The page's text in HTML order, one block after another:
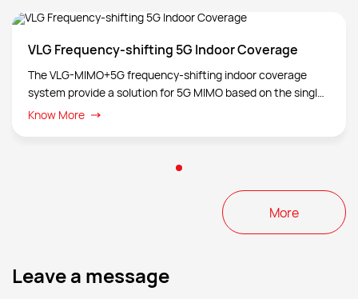
VLG Frequency-shifting 5G Indoor Coverage
The VLG-MIMO+5G frequency-shifting indoor coverage
system provide a solution for 5G MIMO based on the single
RF cable existing in the traditional DAS system and 2T2R in
Know More
More
Leave a message